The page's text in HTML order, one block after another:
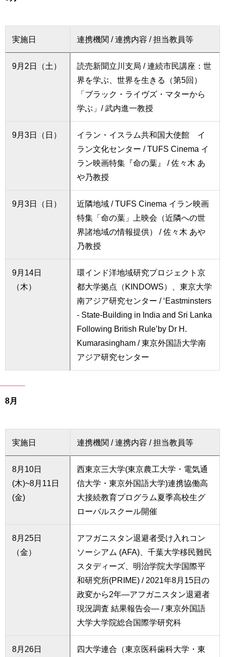
実施日 連携機関 / 連携内容 / 担当教員等
9月2日（土）
読売新聞立川支局 / 連続市民講座：世
界を学ぶ、世界を生きる（第5回）
「ブラック・ライヴズ・マターから
学ぶ」/ 武内進一教授
9月3日（日）
イラン・イスラム共和国大使館 イ
ラン文化センター / TUFS Cinema イ
ラン映画特集『命の葉』 / 佐々木 あ
や乃教授
9月3日（日）
近隣地域 / TUFS Cinema イラン映画
特集「命の葉」上映会（近隣への世
界諸地域の情報提供） / 佐々木 あや
乃教授
9月14日
（木）
環インド洋地域研究プロジェクト京
都大学拠点（KINDOWS）、東京大学
南アジア研究センター / ‘Eastminsters
- State-Building in India and Sri Lanka
Following British Rule’by Dr H.
Kumarasingham / 東京外国語大学南
アジア研究センター
8月
実施日 連携機関 / 連携内容 / 担当教員等
8月10日
(木)~8月11日
(金)
西東京三大学(東京農工大学・電気通
信大学・東京外国語大学)連携協働高
大接続教育プログラム夏季高校生グ
ローバルスクール開催
8月25日
（金）
アフガニスタン退避者受け入れコン
ソーシアム (AFA)、千葉大学移民難民
スタディーズ、明治学院大学国際平
和研究所(PRIME) / 2021年8月15日の
政変から2年―アフガニスタン退避者
現況調査 結果報告会― / 東京外国語
大学大学院総合国際学研究科
8月26日
四大学連合（東京医科歯科大学・東